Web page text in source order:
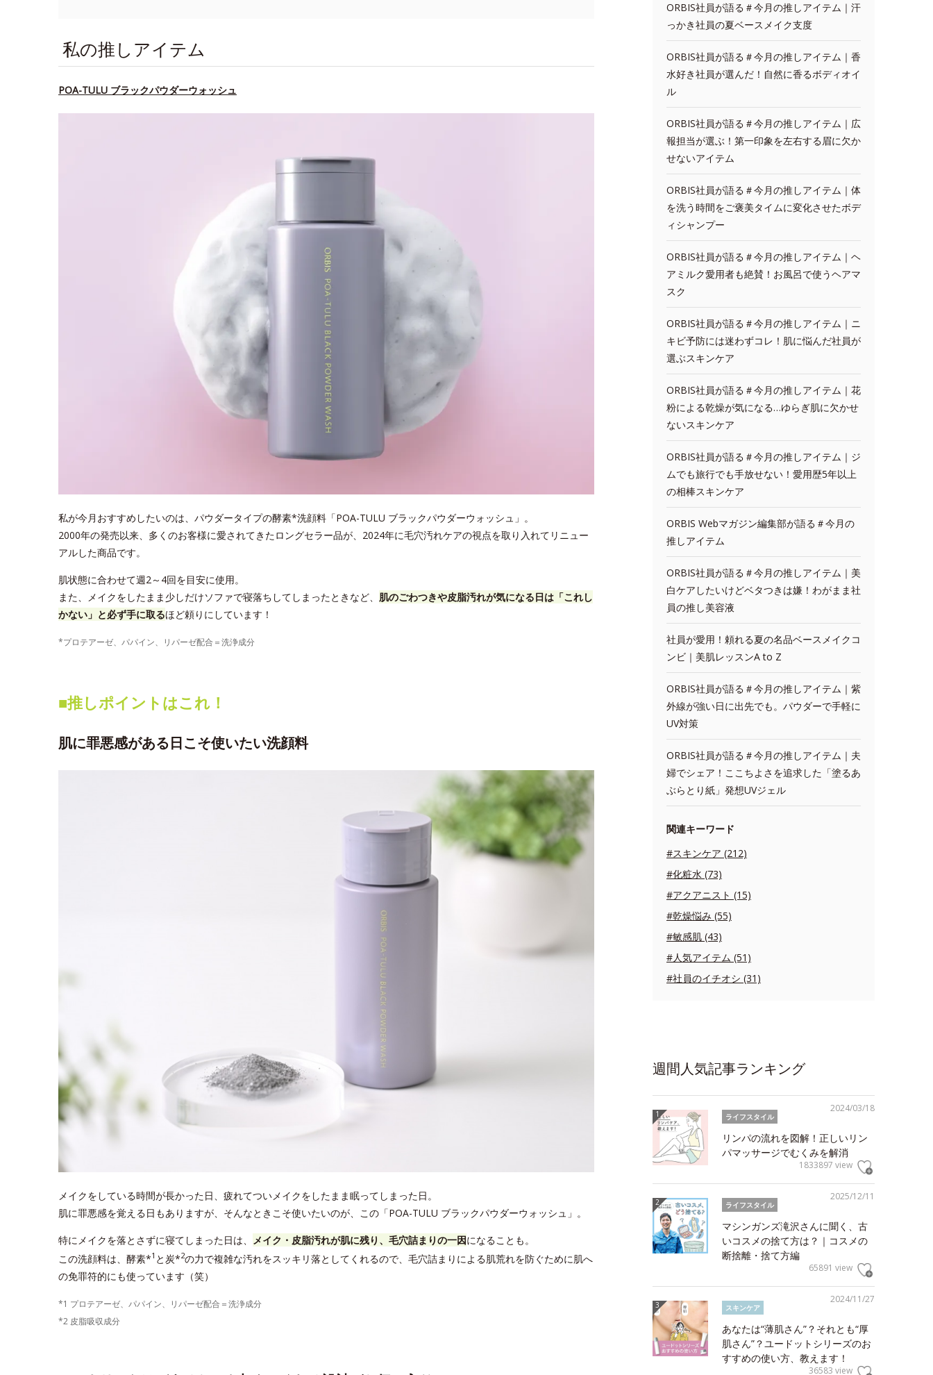
私の推しアイテム
POA-TULU ブラックパウダーウォッシュ
私が今月おすすめしたいのは、パウダータイプの酵素*洗顔料「POA-TULU ブラックパウダーウォッシュ」。
2000年の発売以来、多くのお客様に愛されてきたロングセラー品が、2024年に毛穴汚れケアの視点を取り入れてリニュー
アルした商品です。
肌状態に合わせて週2～4回を目安に使用。
また、メイクをしたまま少しだけソファで寝落ちしてしまったときなど、 肌のごわつきや皮脂汚れが気になる日は「これし
かない」と必ず手に取るほど頼りにしています！
*プロテアーゼ、パパイン、リパーゼ配合＝洗浄成分
■推しポイントはこれ！
肌に罪悪感がある日こそ使いたい洗顔料
メイクをしている時間が長かった日、疲れてついメイクをしたまま眠ってしまった日。
肌に罪悪感を覚える日もありますが、そんなときこそ使いたいのが、この「POA-TULU ブラックパウダーウォッシュ」。
特にメイクを落とさずに寝てしまった日は、 メイク・皮脂汚れが肌に残り、毛穴詰まりの一因になることも。
この洗顔料は、酵素*1 と炭*2の力で複雑な汚れをスッキリ落としてくれるので、毛穴詰まりによる肌荒れを防ぐために肌へ
の免罪符的にも使っています（笑）
*1 プロテアーゼ、パパイン、リパーゼ配合＝洗浄成分
*2 皮脂吸収成分
ORBIS社員が語る＃今月の推しアイテム｜汗
っかき社員の夏ベースメイク支度
ORBIS社員が語る＃今月の推しアイテム｜香
水好き社員が選んだ！自然に香るボディオイ
ル
ORBIS社員が語る＃今月の推しアイテム｜広
報担当が選ぶ！第一印象を左右する眉に欠か
せないアイテム
ORBIS社員が語る＃今月の推しアイテム｜体
を洗う時間をご褒美タイムに変化させたボデ
ィシャンプー
ORBIS社員が語る＃今月の推しアイテム｜ヘ
アミルク愛用者も絶賛！お風呂で使うヘアマ
スク
ORBIS社員が語る＃今月の推しアイテム｜ニ
キビ予防には迷わずコレ！肌に悩んだ社員が
選ぶスキンケア
ORBIS社員が語る＃今月の推しアイテム｜花
粉による乾燥が気になる…ゆらぎ肌に欠かせ
ないスキンケア
ORBIS社員が語る＃今月の推しアイテム｜ジ
ムでも旅行でも手放せない！愛用歴5年以上
の相棒スキンケア
ORBIS Webマガジン編集部が語る＃今月の
推しアイテム
ORBIS社員が語る＃今月の推しアイテム｜美
白ケアしたいけどベタつきは嫌！わがまま社
員の推し美容液
社員が愛用！頼れる夏の名品ベースメイクコ
ンビ｜美肌レッスンA to Z
ORBIS社員が語る＃今月の推しアイテム｜紫
外線が強い日に出先でも。パウダーで手軽に
UV対策
ORBIS社員が語る＃今月の推しアイテム｜夫
婦でシェア！ここちよさを追求した「塗るあ
ぶらとり紙」発想UVジェル
関連キーワード
#スキンケア (212)
#化粧水 (73)
#アクアニスト (15)
#乾燥悩み (55)
#敏感肌 (43)
#人気アイテム (51)
#社員のイチオシ (31)
週間人気記事ランキング
2024/03/18
ライフスタイル
リンパの流れを図解！正しいリン
パマッサージでむくみを解消
1833897 view
2025/12/11
ライフスタイル
マシンガンズ滝沢さんに聞く、古
いコスメの捨て方は？｜コスメの
断捨離・捨て方編
65891 view
2024/11/27
スキンケア
あなたは“薄肌さん”？それとも“厚
肌さん”？ユードットシリーズのお
すすめの使い方、教えます！
36583 view